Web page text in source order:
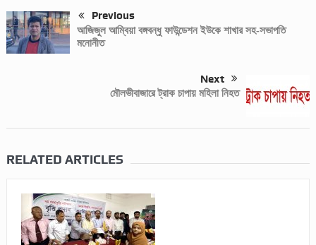
Previous
আজিজুল আম্বিয়া বঙ্গবন্ধু ফাউন্ডেশন ইউকে শাখার সহ-সভাপতি
মনোনীত
Next
মৌলভীবাজারে ট্রাক চাপায় মহিলা নিহত
RELATED ARTICLES